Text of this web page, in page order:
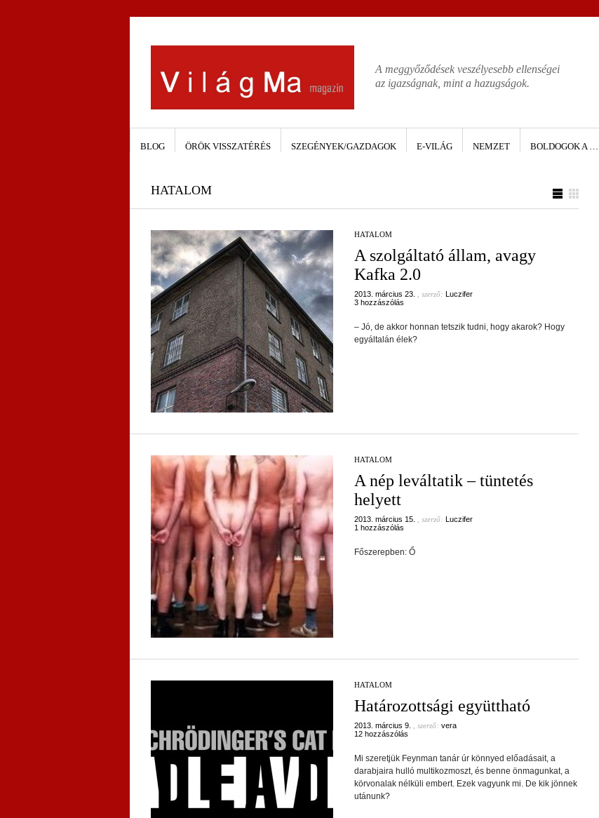
A meggyőződések veszélyesebb ellenségei
az igazságnak, mint a hazugságok.
BLOG ÖRÖK VISSZATÉRÉS SZEGÉNYEK/GAZDAGOK E-VILÁG NEMZET BOLDOGOK A …
HATALOM
HATALOM
A szolgáltató állam, avagy
Kafka 2.0
2013. március 23. , szerző: Luczifer
3 hozzászólás
– Jó, de akkor honnan tetszik tudni, hogy akarok? Hogy
egyáltalán élek?
HATALOM
A nép leváltatik – tüntetés
helyett
2013. március 15. , szerző: Luczifer
1 hozzászólás
Főszerepben: Ő
HATALOM
Határozottsági együttható
2013. március 9. , szerző: vera
12 hozzászólás
Mi szeretjük Feynman tanár úr könnyed előadásait, a
darabjaira hulló multikozmoszt, és benne önmagunkat, a
körvonalak nélküli embert. Ezek vagyunk mi. De kik jönnek
utánunk?